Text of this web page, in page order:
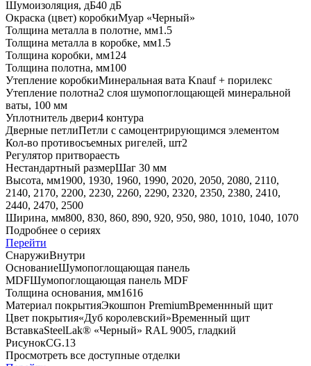
Шумоизоляция, дБ40 дБ
Окраска (цвет) коробкиМуар «Черный»
Толщина металла в полотне, мм1.5
Толщина металла в коробке, мм1.5
Толщина коробки, мм124
Толщина полотна, мм100
Утепление коробкиМинеральная вата Knauf + порилекс
Утепление полотна2 слоя шумопоглощающей минеральной
ваты, 100 мм
Уплотнитель двери4 контура
Дверные петлиПетли с самоцентрирующимся элементом
Кол-во противосъемных ригелей, шт2
Регулятор притвораесть
Нестандартный размерШаг 30 мм
Высота, мм1900, 1930, 1960, 1990, 2020, 2050, 2080, 2110,
2140, 2170, 2200, 2230, 2260, 2290, 2320, 2350, 2380, 2410,
2440, 2470, 2500
Ширина, мм800, 830, 860, 890, 920, 950, 980, 1010, 1040, 1070
Подробнее о сериях
Перейти
СнаружиВнутри
ОснованиеШумопоглощающая панель
MDFШумопоглощающая панель MDF
Толщина основания, мм1616
Материал покрытияЭкошпон PremiumВременнный щит
Цвет покрытия«Дуб королевский»Временный щит
ВставкаSteelLak® «Черный» RAL 9005, гладкий
РисунокCG.13
Просмотреть все доступные отделки